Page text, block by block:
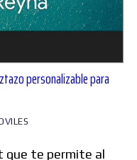
personalizable para
que te permite al